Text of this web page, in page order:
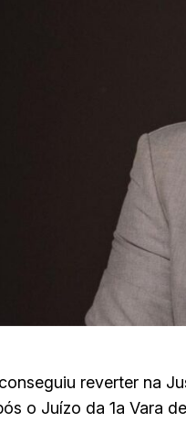
reverter na
o Juízo da 1a Vara